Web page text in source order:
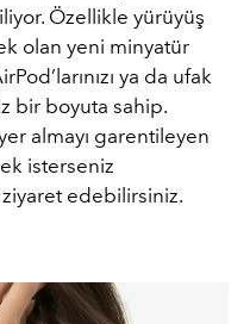
Özellikle yürüyüş
olan yeni minyatür
ya da ufak
bir boyuta sahip.
almayı garentileyen
isterseniz
edebilirsiniz.